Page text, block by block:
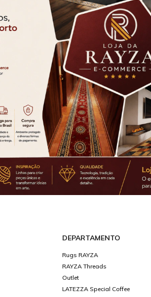
DEPARTAMENTO
Rugs RAYZA
RAYZA Threads
Outlet
LATEZZA Special Coffee